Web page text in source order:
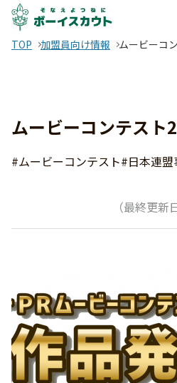
TOP 加盟員向け情報 ムービーコ
ムービーコンテスト
#ムービーコンテスト#日本連盟
（最終更新